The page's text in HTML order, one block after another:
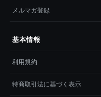
メルマガ登録
基本情報
利用規約
特商取引法に基づく表示